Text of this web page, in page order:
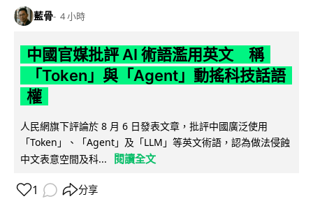
藍骨 4 小時
中國官媒批評 AI 術語濫用英文 稱
「Token」與「Agent」動搖科技話語
權
人民網旗下評論於 8 月 6 日發表文章，批評中國廣泛使用
「Token」、「Agent」及「LLM」等英文術語，認為做法侵蝕
中文表意空間及科...
閱讀全文
1 分享